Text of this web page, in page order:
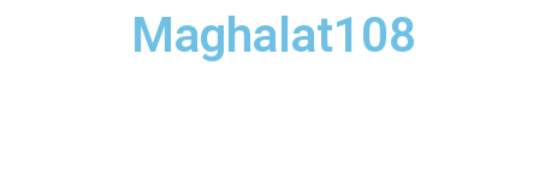
Maghalat108